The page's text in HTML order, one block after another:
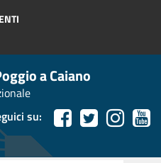
a Caiano
su: